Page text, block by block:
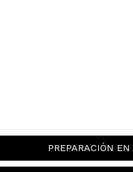
PREPARACIÓN EN